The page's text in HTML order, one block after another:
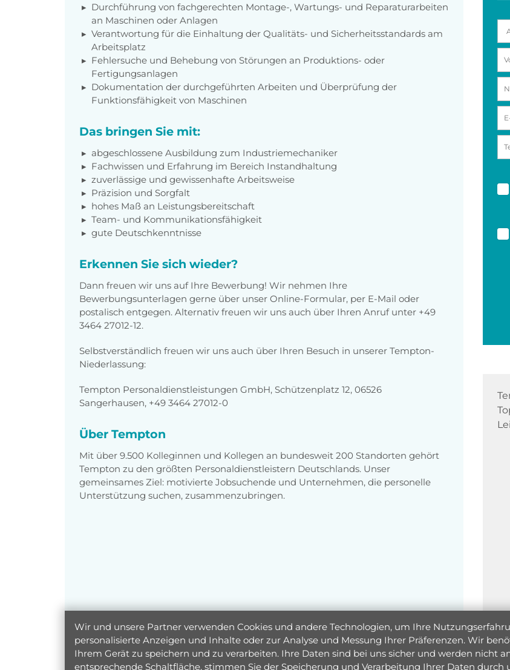
Durchführung von fachgerechten Montage-, Wartungs- und Reparaturarbeiten
an Maschinen oder Anlagen
Verantwortung für die Einhaltung der Qualitäts- und Sicherheitsstandards am
Arbeitsplatz
Fehlersuche und Behebung von Störungen an Produktions- oder
Fertigungsanlagen
Dokumentation der durchgeführten Arbeiten und Überprüfung der
Funktionsfähigkeit von Maschinen
Das bringen Sie mit:
abgeschlossene Ausbildung zum Industriemechaniker
Fachwissen und Erfahrung im Bereich Instandhaltung
zuverlässige und gewissenhafte Arbeitsweise
Präzision und Sorgfalt
hohes Maß an Leistungsbereitschaft
Team- und Kommunikationsfähigkeit
gute Deutschkenntnisse
Erkennen Sie sich wieder?
Dann freuen wir uns auf Ihre Bewerbung! Wir nehmen Ihre
Bewerbungsunterlagen gerne über unser Online-Formular, per E-Mail oder
postalisch entgegen. Alternativ freuen wir uns auch über Ihren Anruf unter +49
3464 27012-12.
Selbstverständlich freuen wir uns auch über Ihren Besuch in unserer Tempton-
Niederlassung:
Tempton Personaldienstleistungen GmbH, Schützenplatz 12, 06526
Sangerhausen, +49 3464 27012-0
Über Tempton
Mit über 9.500 Kolleginnen und Kollegen an bundesweit 200 Standorten gehört
Tempton zu den größten Personaldienstleistern Deutschlands. Unser
gemeinsames Ziel: motivierte Jobsuchende und Unternehmen, die personelle
Unterstützung suchen, zusammenzubringen.
Wir und unsere Partner verwenden Cookies und andere Technologien, um Ihre
personalisierte Anzeigen und Inhalte oder zur Analyse und Messung Ihrer Präferenzen. Wir
Ihrem Gerät zu speichern und zu verarbeiten. Ihre Daten sind bei uns sicher und werden nicht
entsprechende Schaltfläche, stimmen Sie der Speicherung und Verarbeitung Ihrer Daten